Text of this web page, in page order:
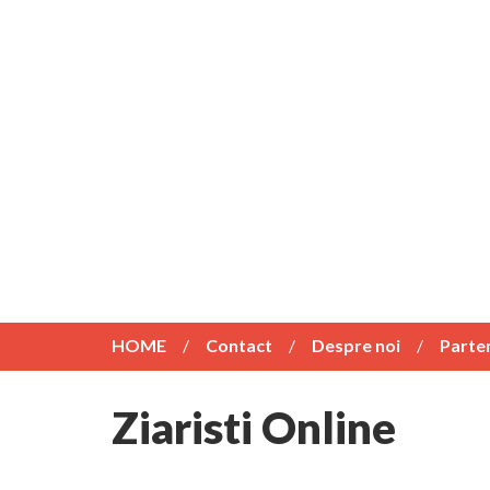
HOME Contact Despre noi
Ziaristi Online